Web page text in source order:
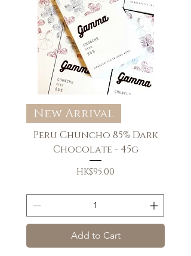
New Arrival
Peru Chuncho 85% Dark
Chocolate - 45g
Price
HK$95.00
Add to Cart